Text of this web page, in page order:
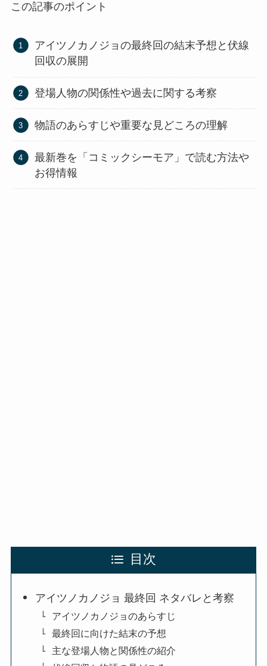
この記事のポイント
アイツノカノジョの最終回の結末予想と伏線
回収の展開
登場人物の関係性や過去に関する考察
物語のあらすじや重要な見どころの理解
最新巻を「コミックシーモア」で読む方法や
お得情報
目次
アイツノカノジョ 最終回 ネタバレと考察
アイツノカノジョのあらすじ
最終回に向けた結末の予想
主な登場人物と関係性の紹介